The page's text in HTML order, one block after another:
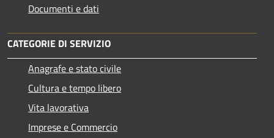
Documenti e dati
CATEGORIE DI SERVIZIO
Anagrafe e stato civile
Cultura e tempo libero
Vita lavorativa
Imprese e Commercio